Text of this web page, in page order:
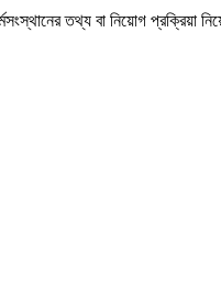
তথ্য বা নিয়োগ প্রক্রিয়া